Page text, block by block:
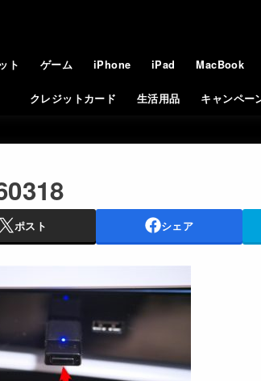
ト ゲーム iPhone iPad MacBook
クレジットカード 生活用品 キャンペー
ポスト シェア